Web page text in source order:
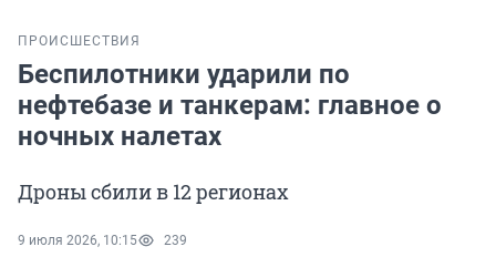
ПРОИСШЕСТВИЯ
Беспилотники ударили по
нефтебазе и танкерам: главное о
ночных налетах
Дроны сбили в 12 регионах
9 июля 2026, 10:15 239